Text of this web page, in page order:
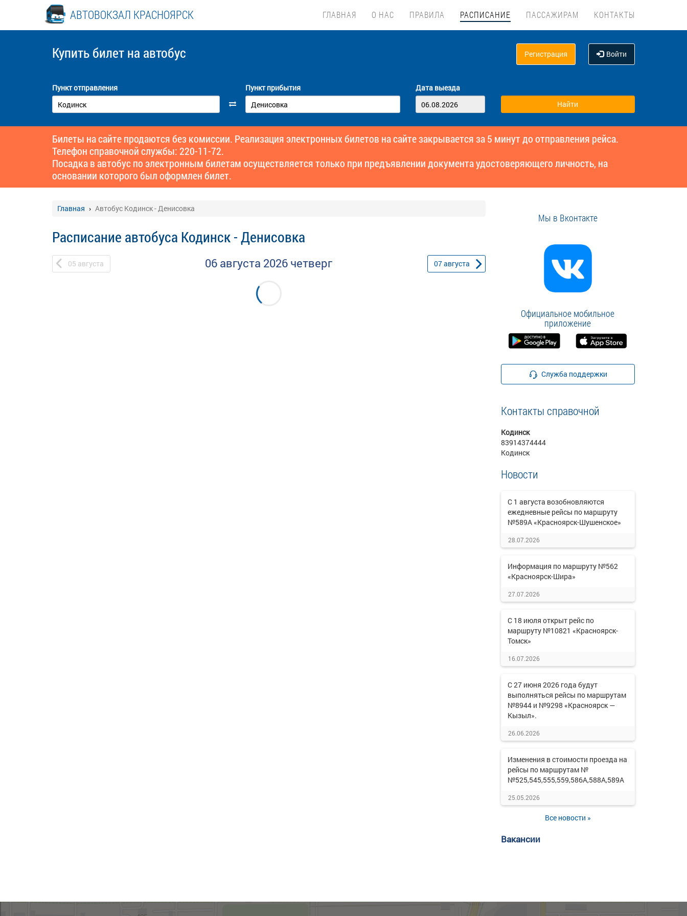
АВТОВОКЗАЛ КРАСНОЯРСК ГЛАВНАЯ О НАС ПРАВИЛА РАСПИСАНИЕ ПАССАЖИРАМ КОНТАКТЫ
Купить билет на автобус Регистрация Войти
Пункт отправления Пункт прибытия Дата выезда
Билеты на сайте продаются без комиссии. Реализация электронных билетов на сайте закрывается за 5 минут до отправления рейса.
Телефон справочной службы: 220-11-72.
Посадка в автобус по электронным билетам осуществляется только при предъявлении документа удостоверяющего личность, на
основании которого был оформлен билет.
Главная Автобус Кодинск - Денисовка
Расписание автобуса Кодинск - Денисовка
05 августа 06 августа 2026 четверг 07августа
Мы в Вконтакте
Официальное мобильное
приложение
Служба поддержки
Контакты справочной
Кодинск
83914374444
Кодинск
Новости
С 1 августа возобновляются
ежедневные рейсы по маршруту
№589А «Красноярск-Шушенское»
28.07.2026
Информация по маршруту №562
«Красноярск-Шира»
27.07.2026
С 18 июля открыт рейс по
маршруту №10821 «Красноярск-
Томск»
16.07.2026
С 27 июня 2026 года будут
выполняться рейсы по маршрутам
№8944 и №9298 «Красноярск —
Кызыл».
26.06.2026
Изменения в стоимости проезда на
рейсы по маршрутам №
№525,545,555,559,586А,588А,589А
25.05.2026
Все новости »
Вакансии